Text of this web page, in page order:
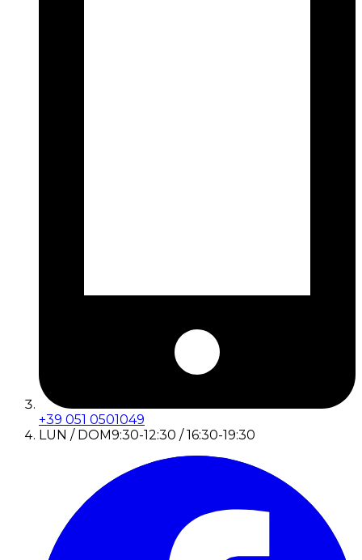
+39 051 0501049
LUN / DOM9:30-12:30 / 16:30-19:30